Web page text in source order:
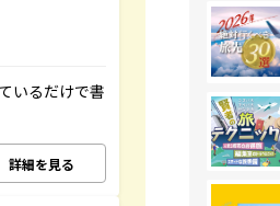
いるだけで書
詳細を見る